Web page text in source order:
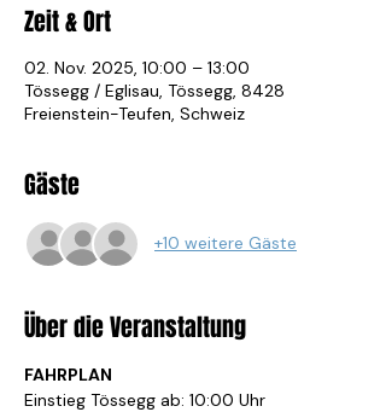
Zeit & Ort
02. Nov. 2025, 10:00 – 13:00
Tössegg / Eglisau, Tössegg, 8428
Freienstein-Teufen, Schweiz
Gäste
+10 weitere Gäste
Über die Veranstaltung
FAHRPLAN
Einstieg Tössegg ab: 10:00 Uhr